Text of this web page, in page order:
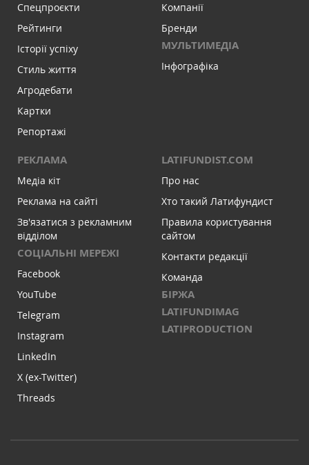
Спецпроєкти
Рейтинги
Історії успіху
Стиль життя
Агродебати
Картки
Репортажі
Компанії
Бренди
МУЛЬТИМЕДІА
Інфографіка
РЕКЛАМА
Медіа кіт
Реклама на сайті
Зв'язатися з рекламним
відділом
СОЦІАЛЬНІ МЕРЕЖІ
Facebook
YouTube
Telegram
Instagram
LinkedIn
X (ex-Twitter)
Threads
LATIFUNDIST.COM
Про нас
Хто такий Латифундист
Правила користування
сайтом
Контакти редакції
Команда
БІРЖА
LATIFUNDIMAG
LATIPRODUCTION